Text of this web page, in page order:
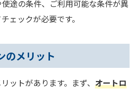
途の条件、ご利用可能な条件が異
ェックが必要です。
のメリット
ットがあります。まず、 オートロ